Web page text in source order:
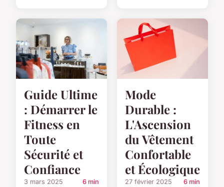
Guide Ultime
: Démarrer le
Fitness en
Toute
Sécurité et
Confiance
3 mars 2025 6 min
Mode
Durable :
L'Ascension
du Vêtement
Confortable
et Écologique
27 février 2025 6 min